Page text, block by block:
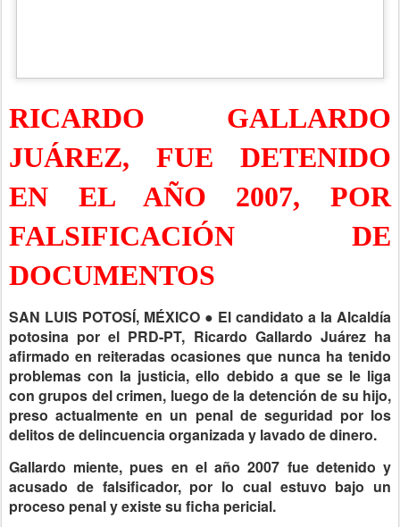
RICARDO GALLARDO
JUÁREZ, FUE DETENIDO
EN EL AÑO 2007, POR
FALSIFICACIÓN DE
DOCUMENTOS
SAN LUIS POTOSÍ, MÉXICO ● El candidato a la Alcaldía
potosina por el PRD-PT, Ricardo Gallardo Juárez ha
afirmado en reiteradas ocasiones que nunca ha tenido
problemas con la justicia, ello debido a que se le liga
con grupos del crimen, luego de la detención de su hijo,
preso actualmente en un penal de seguridad por los
delitos de delincuencia organizada y lavado de dinero.
Gallardo miente, pues en el año 2007 fue detenido y
acusado de falsificador, por lo cual estuvo bajo un
proceso penal y existe su ficha pericial.